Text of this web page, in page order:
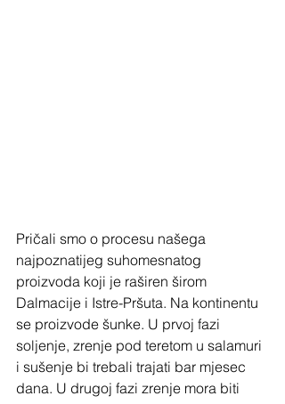
Pričali smo o procesu našega
najpoznatijeg suhomesnatog
proizvoda koji je raširen širom
Dalmacije i Istre-Pršuta. Na kontinentu
se proizvode šunke. U prvoj fazi
soljenje, zrenje pod teretom u salamuri
i sušenje bi trebali trajati bar mjesec
dana. U drugoj fazi zrenje mora biti